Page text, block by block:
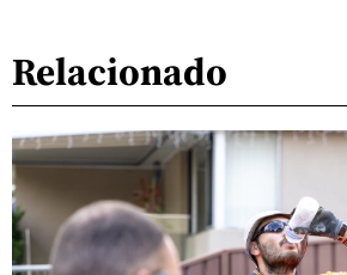
Relacionado